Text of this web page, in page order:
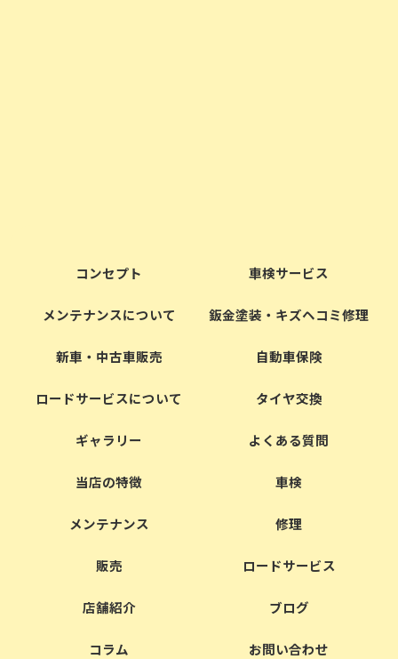
コンセプト 車検サービス
メンテナンスについて 鈑金塗装・キズヘコミ修理
新車・中古車販売 自動車保険
ロードサービスについて タイヤ交換
ギャラリー よくある質問
当店の特徴 車検
メンテナンス 修理
販売 ロードサービス
店舗紹介 ブログ
コラム お問い合わせ